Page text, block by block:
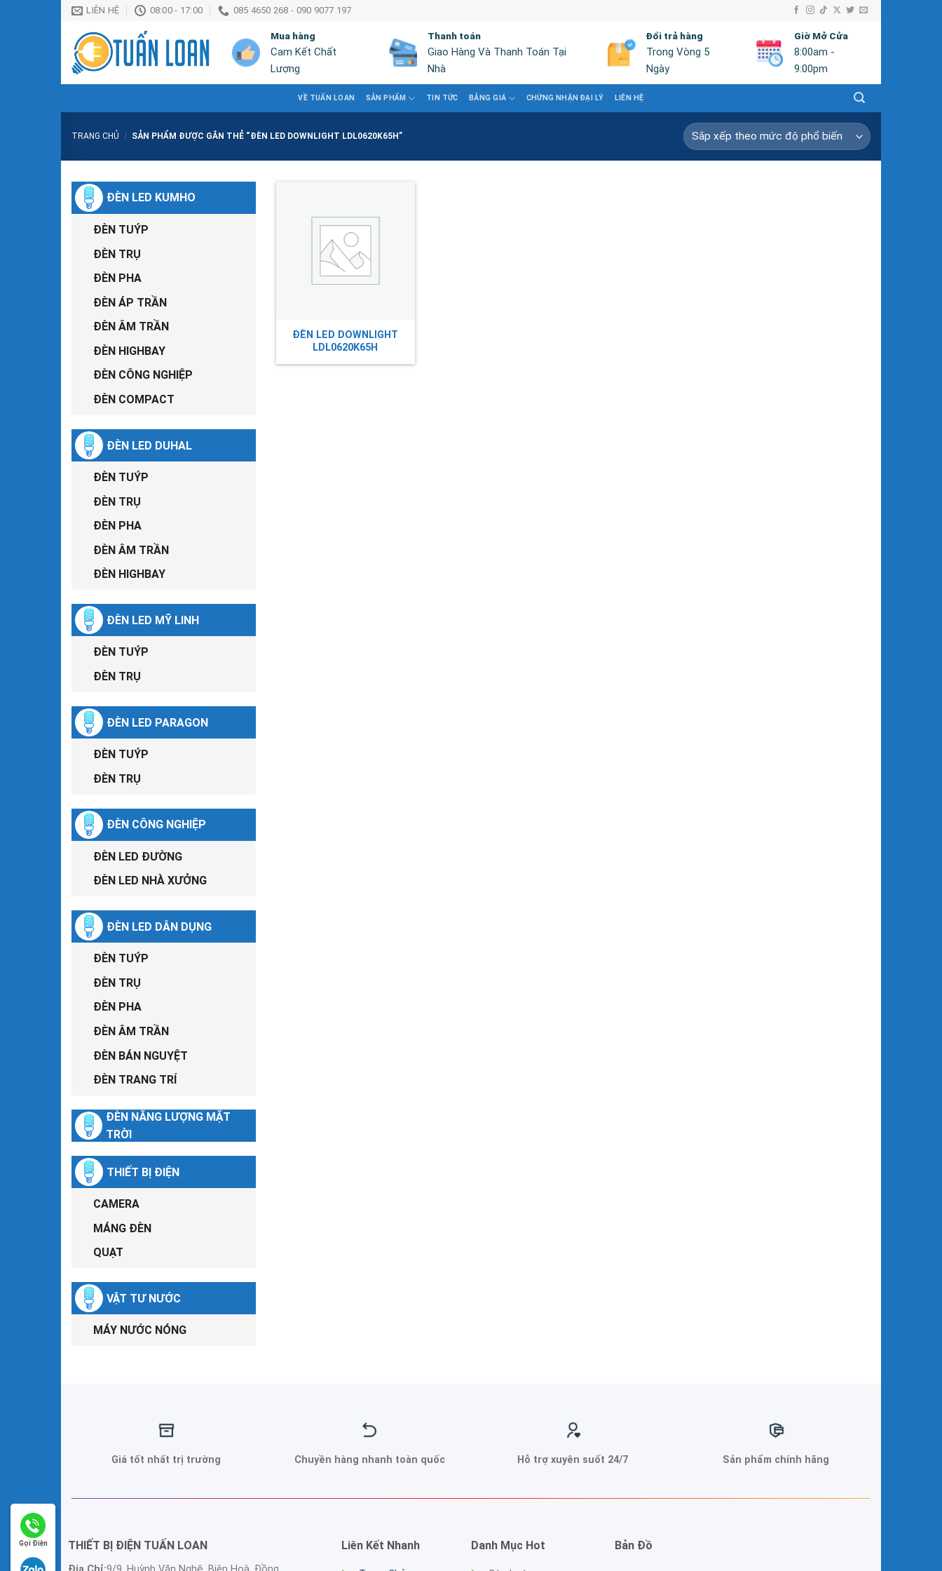
Chuyển
dung
LIÊN HỆ 08:00 - 17:00 085 4650 268 - 090 9077 197
Mua hàng
Cam Kết Chất
Lượng
Thanh toán
Giao Hàng Và Thanh Toán Tại
Nhà
Đổi trả hàng
Trong Vòng 5
Ngày
Giờ Mở Cửa
8:00am -
9:00pm
VỀ TUẤN LOAN SẢN PHẨM TIN TỨC BẢNG GIÁ CHỨNG NHẬN ĐẠI LÝ LIÊN HỆ
TRANG CHỦ / SẢN PHẨM ĐƯỢC GẮN THẺ “ĐÈN LED DOWNLIGHT LDL0620K65H”
ĐÈN LED KUMHO
ĐÈN TUÝP
ĐÈN TRỤ
ĐÈN PHA
ĐÈN ÁP TRẦN
ĐÈN ÂM TRẦN
ĐÈN HIGHBAY
ĐÈN CÔNG NGHIỆP
ĐÈN COMPACT
ĐÈN LED DUHAL
ĐÈN TUÝP
ĐÈN TRỤ
ĐÈN PHA
ĐÈN ÂM TRẦN
ĐÈN HIGHBAY
ĐÈN LED MỸ LINH
ĐÈN TUÝP
ĐÈN TRỤ
ĐÈN LED PARAGON
ĐÈN TUÝP
ĐÈN TRỤ
ĐÈN CÔNG NGHIỆP
ĐÈN LED ĐƯỜNG
ĐÈN LED NHÀ XƯỞNG
ĐÈN LED DÂN DỤNG
ĐÈN TUÝP
ĐÈN TRỤ
ĐÈN PHA
ĐÈN ÂM TRẦN
ĐÈN BÁN NGUYỆT
ĐÈN TRANG TRÍ
ĐÈN NĂNG LƯỢNG MẶT
TRỜI
THIẾT BỊ ĐIỆN
CAMERA
MÁNG ĐÈN
QUẠT
VẬT TƯ NƯỚC
MÁY NƯỚC NÓNG
ĐÈN LED DOWNLIGHT
LDL0620K65H
Giá tốt nhất trị trường Chuyền hàng nhanh toàn quốc Hỗ trợ xuyên suốt 24/7 Sản phẩm chính hãng
THIẾT BỊ ĐIỆN TUẤN LOAN Liên Kết Nhanh Danh Mục Hot Bản Đồ
Gọi Điện